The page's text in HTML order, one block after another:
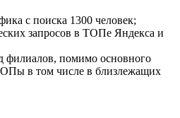
с поиска 1300 человек;
запросов в ТОПе Яндекса и
филиалов, помимо основного
в том числе в близлежащих